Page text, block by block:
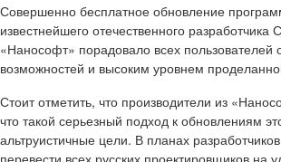
Совершенно бесплатное обновление
известнейшего отечественного
«Нанософт» порадовало всех пользователей
возможностей и высоким уровнем
Стоит отметить, что производители из
что такой серьезный подход к обновлениям
альтруистичные цели. В планах
перевести всех русских проектировщиков на